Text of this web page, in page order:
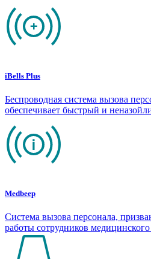
iBells Plus
Беспроводная система вызова
обеспечивает быстрый и
Medbeep
Система вызова персонала,
работы сотрудников